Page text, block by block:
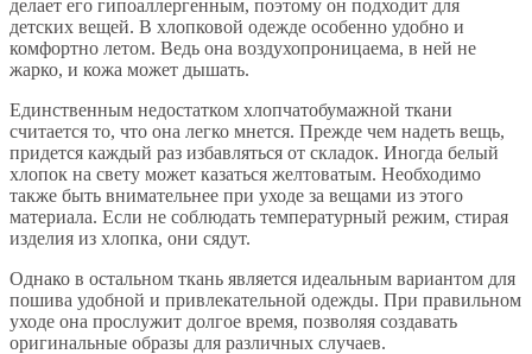
делает его гипоаллергенным, поэтому он подходит для
детских вещей. В хлопковой одежде особенно удобно и
комфортно летом. Ведь она воздухопроницаема, в ней не
жарко, и кожа может дышать.
Единственным недостатком хлопчатобумажной ткани
считается то, что она легко мнется. Прежде чем надеть вещь,
придется каждый раз избавляться от складок. Иногда белый
хлопок на свету может казаться желтоватым. Необходимо
также быть внимательнее при уходе за вещами из этого
материала. Если не соблюдать температурный режим, стирая
изделия из хлопка, они сядут.
Однако в остальном ткань является идеальным вариантом для
пошива удобной и привлекательной одежды. При правильном
уходе она прослужит долгое время, позволяя создавать
оригинальные образы для различных случаев.